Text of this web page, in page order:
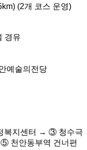
(2개 코스 운영)
경유
예술의전당
복지센터 → ③ 청수극
천안동부역 건너편